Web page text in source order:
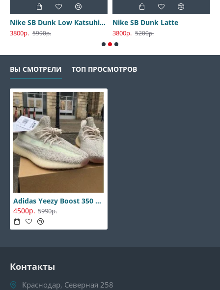
Nike SB Dunk Low Katsuhiro Otomo
3800р. 5990р.
Nike SB Dunk Latte
3800р. 5200р.
ВЫ СМОТРЕЛИ ТОП ПРОСМОТРОВ
Adidas Yeezy Boost 350 Citrin
4500р. 5990р.
Контакты
Краснодар, Северная 258